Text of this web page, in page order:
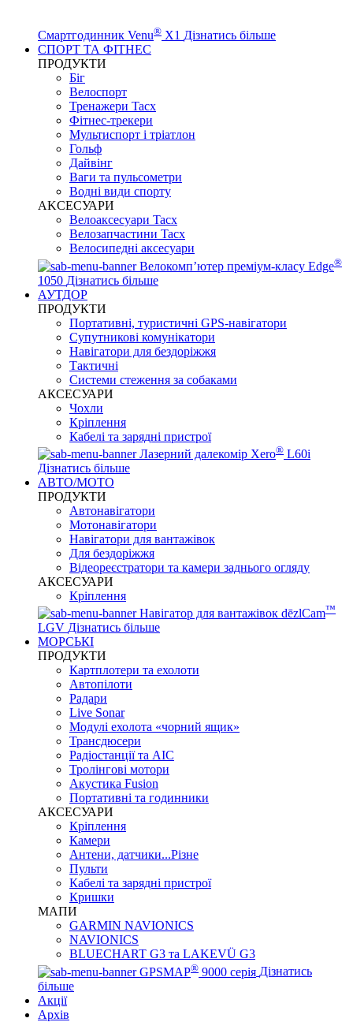
Смартгодинник Venu® X1 Дізнатись більше
СПОРТ ТА ФІТНЕС
ПРОДУКТИ
Біг
Велоспорт
Тренажери Tacx
Фітнес-трекери
Мультиспорт і тріатлон
Гольф
Дайвінг
Ваги та пульсометри
Водні види спорту
AKCЕСУАРИ
Велоаксесуари Tacx
Велозапчастини Tacx
Велосипедні аксесуари
Велокомп’ютер преміум-класу Edge®
1050 Дізнатись більше
АУТДОР
ПРОДУКТИ
Портативні, туристичні GPS-навігатори
Супутникові комунікатори
Навігатори для бездоріжжя
Тактичні
Системи стеження за собаками
АКСЕСУАРИ
Чохли
Кріплення
Кабелі та зарядні пристрої
Лазерний далекомір Xero® L60i
Дізнатись більше
АВТО/МОТО
ПРОДУКТИ
Автонавігатори
Мотонавігатори
Навігатори для вантажівок
Для бездоріжжя
Відеореєстратори та камери заднього огляду
АКСЕСУАРИ
Кріплення
Навігатор для вантажівок dēzlCam™
LGV Дізнатись більше
МОРСЬКІ
ПРОДУКТИ
Картплотери та ехолоти
Автопілоти
Радари
Live Sonar
Модулі ехолота «чорний ящик»
Трансдюсери
Радіостанції та АІС
Тролінгові мотори
Акустика Fusion
Портативні та годинники
АКСЕСУАРИ
Кріплення
Камери
Антени, датчики...Різне
Пульти
Кабелі та зарядні пристрої
Кришки
МАПИ
GARMIN NAVIONICS
NAVIONICS
BLUECHART G3 та LAKEVÜ G3
GPSMAP® 9000 серія Дізнатись
більше
Акції
Архів